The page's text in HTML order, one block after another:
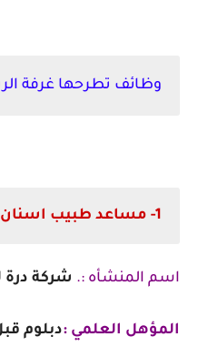
وظائف تطرحها غرفة
1- مساعد طبيب اسنان
اسم المنشأه :. شركة درة
المؤهل العلمي :دبلوم